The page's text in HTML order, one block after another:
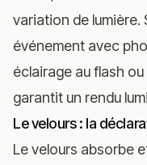
variation de lumière.
événement avec
éclairage au flash
garantit un rendu
Le velours : la
Le velours absorbe